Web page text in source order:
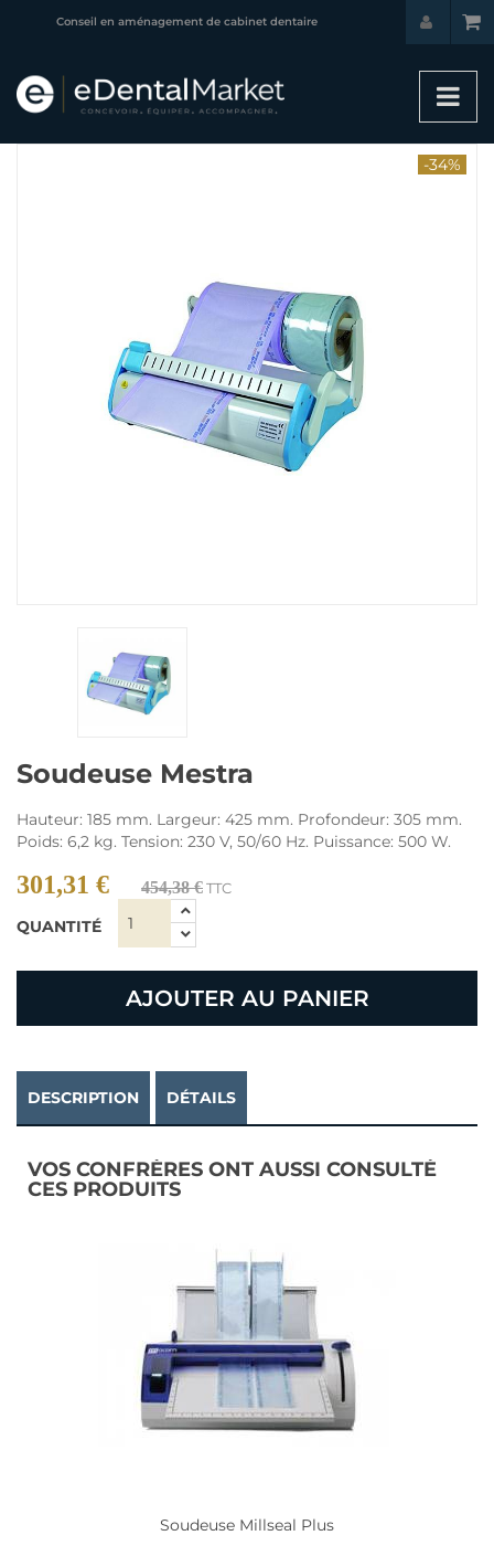
Conseil en aménagement de cabinet dentaire
-34%
Soudeuse Mestra
Hauteur: 185 mm. Largeur: 425 mm. Profondeur: 305 mm.
Poids: 6,2 kg. Tension: 230 V, 50/60 Hz. Puissance: 500 W.
301,31 € 454,38 €TTC
QUANTITÉ
AJOUTER AU PANIER
DESCRIPTION DÉTAILS
VOS CONFRÈRES ONT AUSSI CONSULTÉ
CES PRODUITS
Soudeuse Millseal Plus